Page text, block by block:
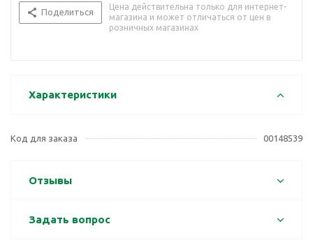
Поделиться
Цена действительна только для интернет-
магазина и может отличаться от цен в
розничных магазинах
Характеристики
Код для заказа 00148539
Отзывы
Задать вопрос